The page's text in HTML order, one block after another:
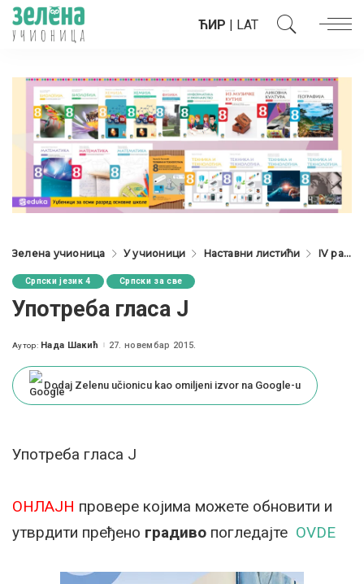
ЋИР | LAT
Зелена учионица У учионици Наставни листићи IV разред
Српски језик 4 Српски за све
Употреба гласа Ј
Posted
Аутор: Нада Шакић 27. новембар 2015.
Dodaj Zelenu učionicu kao omiljeni izvor na Google-u
Употреба гласа Ј
ОНЛАЈН провере којима можете обновити и
утврдити пређено градиво погледајте OVDE